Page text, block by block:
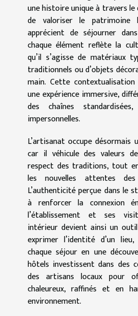
une histoire unique à travers
de valoriser le patrimoine
apprécient de séjourner
chaque élément reflète la
qu’il s’agisse de matériaux
traditionnels ou d’objets
main. Cette
une expérience immersive,
des chaînes
impersonnelles.
L’artisanat occupe désormais
car il véhicule des valeurs
respect des traditions, tout
les nouvelles attentes des
L’authenticité perçue dans le
à renforcer la connexion
l’établissement et ses
intérieur devient ainsi un
exprimer l’identité d’un
chaque séjour en une
hôtels investissent dans des
des artisans locaux pour
chaleureux, raffinés et en
environnement.